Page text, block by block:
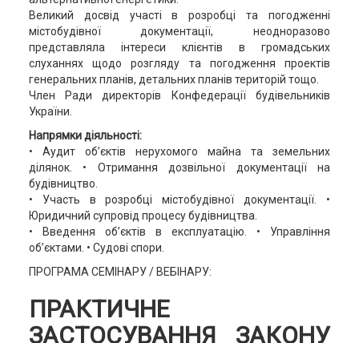
Великий досвід участі в розробці та погодженні
містобудівної документації, неодноразово
представляла інтереси клієнтів в громадських
слуханнях щодо розгляду та погодження проектів
генеральних планів, детальних планів територій тощо.
Член Ради директорів Конфедерації будівельників
України.
Напрямки діяльності:
• Аудит об’єктів нерухомого майна та земельних
ділянок. • Отримання дозвільної документації на
будівництво.
• Участь в розробці містобудівної документації. •
Юридичний супровід процесу будівництва.
• Введення об’єктів в експлуатацію. • Управління
об’єктами. • Судові спори.
ПРОГРАМА СЕМІНАРУ / ВЕБІНАРУ:
ПРАКТИЧНЕ
ЗАСТОСУВАННЯ ЗАКОНУ